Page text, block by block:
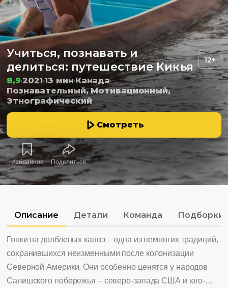
Учиться, познавать и
делиться: путешествие Кикья
12+
8,9202113 минКанада
Познавательный, Мотивационный,
Этнографический
Смотреть
Избранное Поделиться
Описание Детали Команда Подборки
Гонки на долбленых каноэ – одна из немногих традиций,
сохранившихся неизменными после колонизации
Северной Америки. Они особенно ценятся у народов
Салишского побережья – северо-запада США и юго-